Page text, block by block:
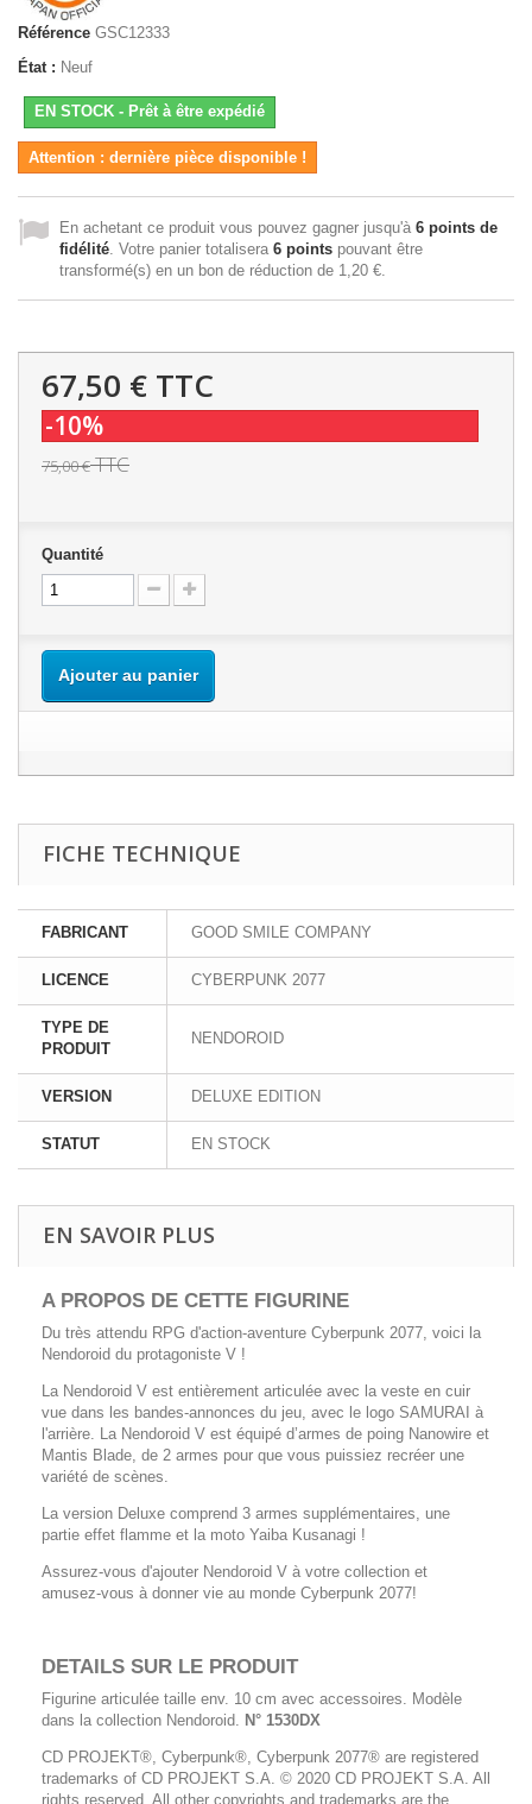
Référence GSC12333
État : Neuf
EN STOCK - Prêt à être expédié
Attention : dernière pièce disponible !
En achetant ce produit vous pouvez gagner jusqu'à 6 points de
fidélité . Votre panier totalisera 6 points pouvant être
transformé(s) en un bon de réduction de 1,20 €
67,50 € TTC
-10%
75,00 €TTC
Quantité
Ajouter au panier
FICHE TECHNIQUE
FABRICANT GOOD SMILE COMPANY
LICENCE CYBERPUNK 2077
TYPE DE
PRODUIT
NENDOROID
VERSION DELUXE EDITION
STATUT EN STOCK
EN SAVOIR PLUS
A PROPOS DE CETTE FIGURINE
Du très attendu RPG d'action-aventure Cyberpunk 2077, voici la
Nendoroid du protagoniste V !
La Nendoroid V est entièrement articulée avec la veste en cuir
vue dans les bandes-annonces du jeu, avec le logo SAMURAI à
l'arrière. La Nendoroid V est équipé d’armes de poing Nanowire et
Mantis Blade, de 2 armes pour que vous puissiez recréer une
variété de scènes.
La version Deluxe comprend 3 armes supplémentaires, une
partie effet flamme et la moto Yaiba Kusanagi !
Assurez-vous d'ajouter Nendoroid V à votre collection et
amusez-vous à donner vie au monde Cyberpunk 2077!
DETAILS SUR LE PRODUIT
Figurine articulée taille env. 10 cm avec accessoires. Modèle
dans la collection Nendoroid.
N° 1530DX
CD PROJEKT®, Cyberpunk®, Cyberpunk 2077® are registered
trademarks of CD PROJEKT S.A. © 2020 CD PROJEKT S.A. All
rights reserved. All other copyrights and trademarks are the